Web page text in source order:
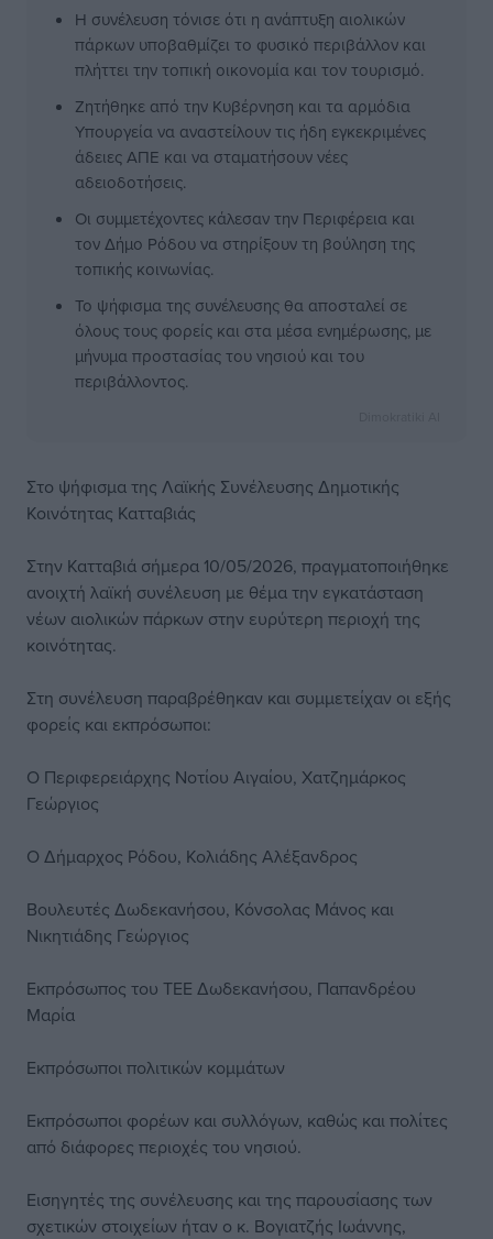
Η συνέλευση τόνισε ότι η ανάπτυξη αιολικών
πάρκων υποβαθμίζει το φυσικό περιβάλλον και
πλήττει την τοπική οικονομία και τον τουρισμό.
Ζητήθηκε από την Κυβέρνηση και τα αρμόδια
Υπουργεία να αναστείλουν τις ήδη εγκεκριμένες
άδειες ΑΠΕ και να σταματήσουν νέες
αδειοδοτήσεις.
Οι συμμετέχοντες κάλεσαν την Περιφέρεια και
τον Δήμο Ρόδου να στηρίξουν τη βούληση της
τοπικής κοινωνίας.
Το ψήφισμα της συνέλευσης θα αποσταλεί σε
όλους τους φορείς και στα μέσα ενημέρωσης, με
μήνυμα προστασίας του νησιού και του
περιβάλλοντος.
Στο ψήφισμα της Λαϊκής Συνέλευσης Δημοτικής
Κοινότητας Κατταβιάς
Στην Κατταβιά σήμερα 10/05/2026, πραγματοποιήθηκε
ανοιχτή λαϊκή συνέλευση με θέμα την εγκατάσταση
νέων αιολικών πάρκων στην ευρύτερη περιοχή της
κοινότητας.
Στη συνέλευση παραβρέθηκαν και συμμετείχαν οι εξής
φορείς και εκπρόσωποι:
Ο Περιφερειάρχης Νοτίου Αιγαίου, Χατζημάρκος
Γεώργιος
Ο Δήμαρχος Ρόδου, Κολιάδης Αλέξανδρος
Βουλευτές Δωδεκανήσου, Κόνσολας Μάνος και
Νικητιάδης Γεώργιος
Εκπρόσωπος του ΤΕΕ Δωδεκανήσου, Παπανδρέου
Μαρία
Εκπρόσωποι πολιτικών κομμάτων
Εκπρόσωποι φορέων και συλλόγων, καθώς και πολίτες
από διάφορες περιοχές του νησιού.
Εισηγητές της συνέλευσης και της παρουσίασης των
σχετικών στοιχείων ήταν ο κ. Βογιατζής Ιωάννης,